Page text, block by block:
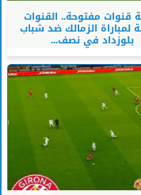
قنوات مفتوحة.. القنوات
لمباراة الزمالك ضد شباب
بلوزداد في نصف...